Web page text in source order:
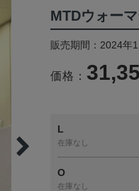
MTDウォー
販売期間：2024年
価格：
L
在庫なし
O
在庫なし